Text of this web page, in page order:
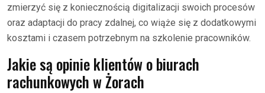
zmierzyć się z koniecznością digitalizacji swoich procesów
oraz adaptacji do pracy zdalnej, co wiąże się z dodatkowymi
kosztami i czasem potrzebnym na szkolenie pracowników.
Jakie są opinie klientów o biurach
rachunkowych w Żorach